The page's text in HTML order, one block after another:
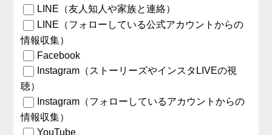
LINE（友人知人や家族と連絡）
LINE（フォローしている公式アカウントからの
情報収集）
Facebook
Instagram（ストーリーズやインスタLIVEの視
聴）
Instagram（フォローしているアカウントからの
情報収集）
YouTube